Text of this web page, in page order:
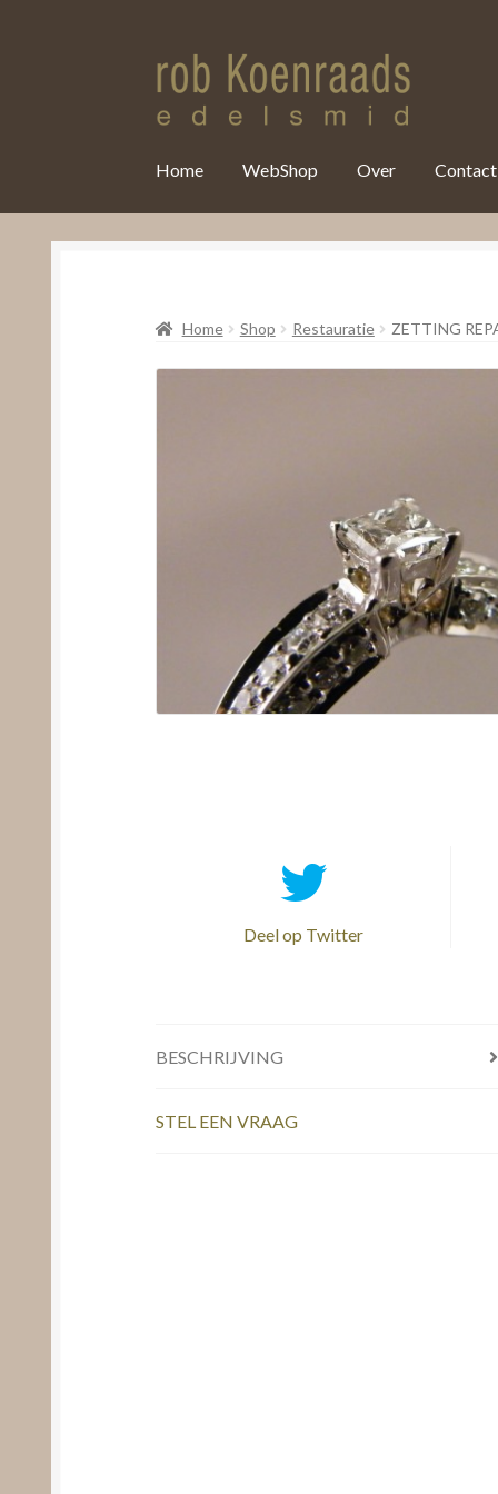
Home WebShop Over Contact
Home Shop Restauratie ZETTING
Deel op Twitter
BESCHRIJVING
STEL EEN VRAAG